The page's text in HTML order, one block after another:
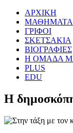
ΑΡΧΙΚΗ
ΜΑΘΗΜΑΤΑ
ΓΡΙΦΟΙ
ΣΚΕΤΣΑΚΙΑ
ΒΙΟΓΡΑΦΙΕΣ
Η ΟΜΑΔΑ
PLUS
EDU
Η